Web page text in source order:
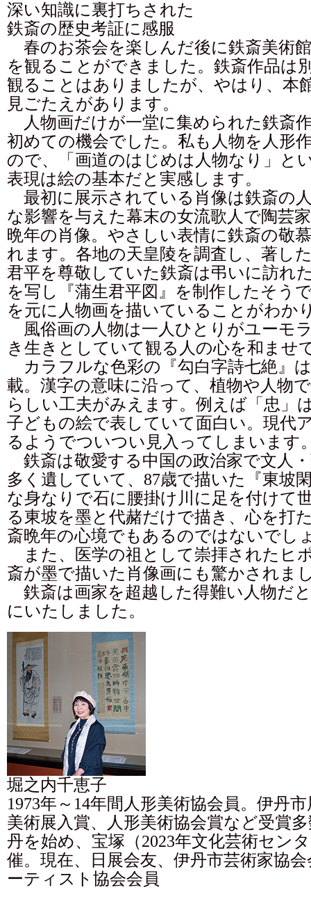
深い知識に裏打ちされた
鉄斎の歴史考証に感服
春のお茶会を楽しんだ後に鉄斎美術
を観ることができました。鉄斎作品は
観ることはありましたが、やはり、本
見ごたえがあります。
人物画だけが一堂に集められた鉄斎
初めての機会でした。私も人物を人形
ので、「画道のはじめは人物なり」と
表現は絵の基本だと実感します。
最初に展示されている肖像は鉄斎の
な影響を与えた幕末の女流歌人で陶芸
晩年の肖像。やさしい表情に鉄斎の敬
れます。各地の天皇陵を調査し、著し
君平を尊敬していた鉄斎は弔いに訪れ
を写し『蒲生君平図』を制作したそう
を元に人物画を描いていることがわか
風俗画の人物は一人ひとりがユーモ
き生きとしていて観る人の心を和ませ
カラフルな色彩の『勾白字詩七絶』
載。漢字の意味に沿って、植物や人物
らしい工夫がみえます。例えば「忠」
子どもの絵で表していて面白い。現代
るようでついつい見入ってしまいます
鉄斎は敬愛する中国の政治家で文人
多く遺していて、87歳で描いた『東坡
な身なりで石に腰掛け川に足を付けて
る東坡を墨と代赭だけで描き、心を打
斎晩年の心境でもあるのではないでし
また、医学の祖として崇拝されたヒ
斎が墨で描いた肖像画にも驚かされま
鉄斎は画家を超越した得難い人物だ
にいたしました。
堀之内千恵子
1973年～14年間人形美術協会員。伊丹
美術展入賞、人形美術協会賞など受賞
丹を始め、宝塚（2023年文化芸術セン
催。現在、日展会友、伊丹市芸術家協
ーティスト協会会員